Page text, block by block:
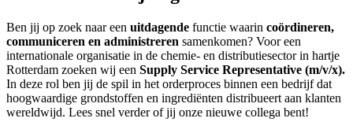
Ben jij op zoek naar een uitdagende functie waarin coördineren,
communiceren en administreren samenkomen? Voor een
internationale organisatie in de chemie- en distributiesector in hartje
Rotterdam zoeken wij een Supply Service Representative (m/v/x).
In deze rol ben jij de spil in het orderproces binnen een bedrijf dat
hoogwaardige grondstoffen en ingrediënten distribueert aan klanten
wereldwijd. Lees snel verder of jij onze nieuwe collega bent!